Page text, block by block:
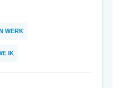
WERK
IK